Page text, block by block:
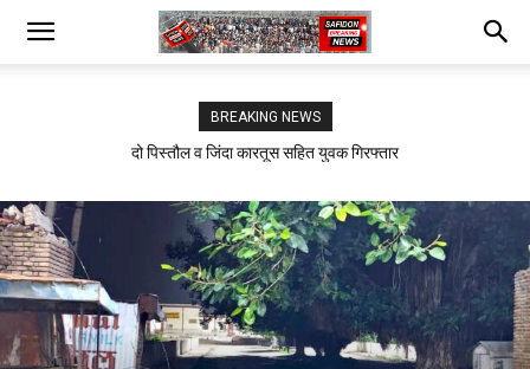
BREAKING NEWS
दो पिस्तौल व जिंदा कारतूस सहित युवक गिरफ्तार
सफीदों में बिजली कर्मचारियों का जोरदार प्रदर्शन